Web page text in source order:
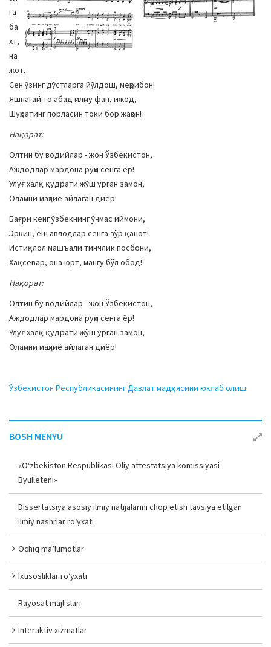
га
ба
хт,
на
жот,
Сен ўзинг дўстларга йўлдош, меҳрибон!
Яшнагай то абад илму фан, ижод,
Шуҳратинг порласин токи бор жаҳон!
Нақорат:
Олтин бу водийлар - жон Ўзбекистон,
Аждодлар мардона руҳи сенга ёр!
Улуғ халқ қудрати жўш урган замон,
Оламни маҳлиё айлаган диёр!
Бағри кенг ўзбекнинг ўчмас иймони,
Эркин, ёш авлодлар сенга зўр қанот!
Истиқлол машъали тинчлик посбони,
Хақсевар, она юрт, мангу бўл обод!
Нақорат:
Олтин бу водийлар - жон Ўзбекистон,
Аждодлар мардона руҳи сенга ёр!
Улуғ халқ қудрати жўш урган замон,
Оламни маҳлиё айлаган диёр!
Ўзбекистон Республикасининг Давлат мадҳиясини юклаб олиш
BOSH MENYU
«O‘zbekiston Respublikasi Oliy attestatsiya komissiyasi
Byulleteni»
Dissertatsiya asosiy ilmiy natijalarini chop etish tavsiya etilgan
ilmiy nashrlar ro‘yxati
Ochiq ma’lumotlar
Ixtisosliklar ro‘yxati
Rayosat majlislari
Interaktiv xizmatlar